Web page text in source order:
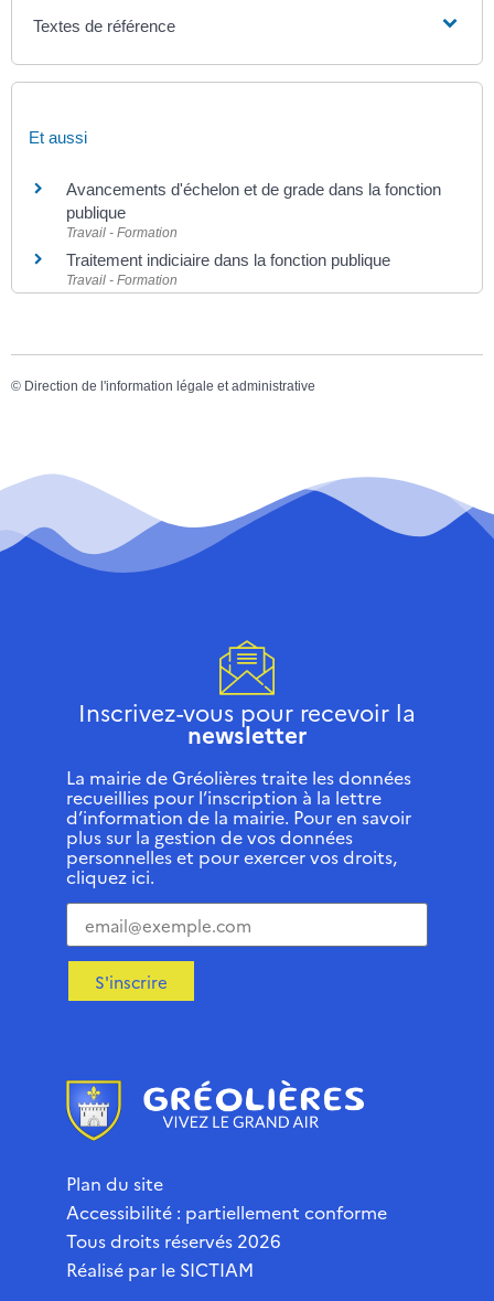
Textes de référence
Et aussi
Avancements d'échelon et de grade dans la fonction
publique
Travail - Formation
Traitement indiciaire dans la fonction publique
Travail - Formation
© Direction de l'information légale et administrative
Inscrivez-vous pour recevoir la
newsletter
La mairie de Gréolières traite les données
recueillies pour l’inscription à la lettre
d’information de la mairie. Pour en savoir
plus sur la gestion de vos données
personnelles et pour exercer vos droits,
cliquez ici.
S'inscrire
Plan du site
Accessibilité : partiellement conforme
Tous droits réservés 2026
Réalisé par le SICTIAM